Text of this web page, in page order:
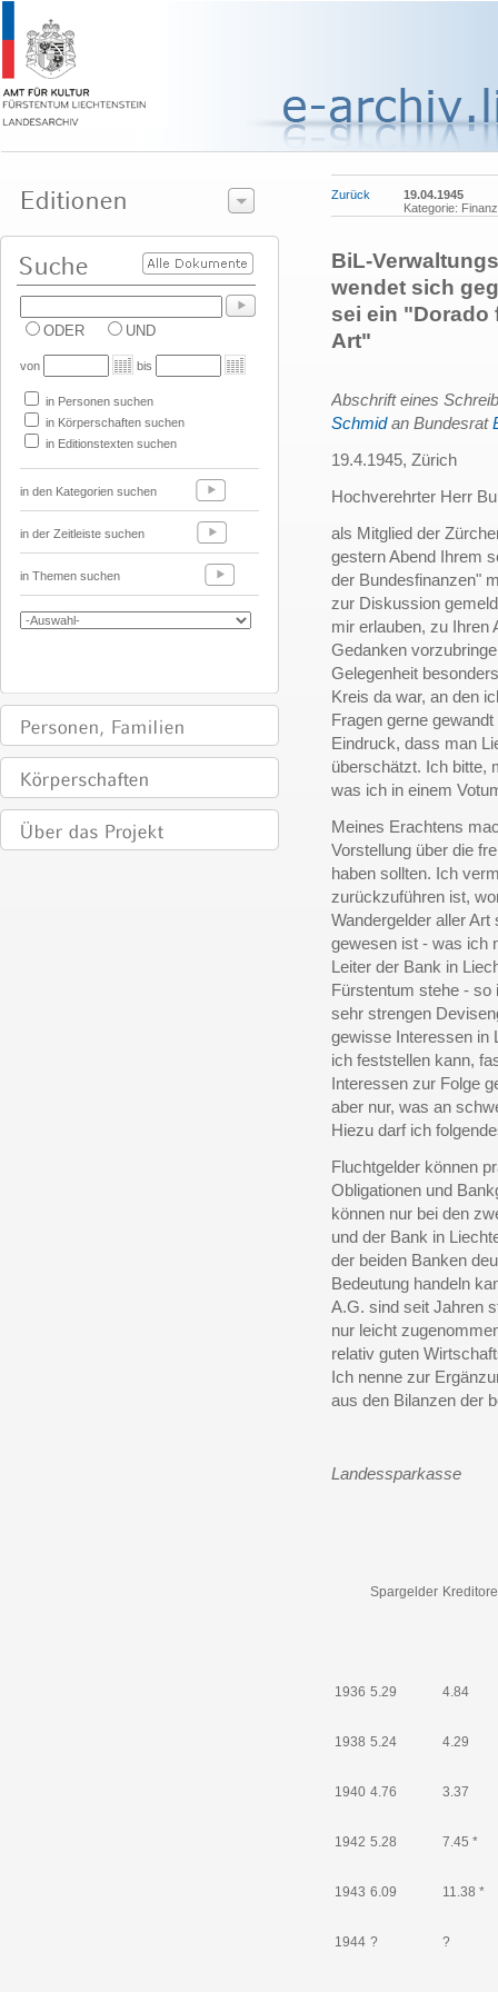
ODER UND
von bis
in Personen suchen
in Körperschaften suchen
in Editionstexten suchen
in den Kategorien suchen
in der Zeitleiste suchen
in Themen suchen
Zurück
19.04.1945
Kategorie:
BiL-
wendet sich
sei ein "Dorado
Art"
Abschrift eines
Schmidan Bundesrat
19.4.1945, Zürich
Hochverehrter Herr
als Mitglied der
gestern Abend Ihrem
der Bundesfinanzen"
zur Diskussion
mir erlauben, zu Ihren
Gedanken
Gelegenheit
Kreis da war, an den
Fragen gerne
Eindruck, dass man
überschätzt. Ich bitte,
was ich in einem
Meines Erachtens
Vorstellung über die
haben sollten. Ich
zurückzuführen ist,
Wandergelder aller
gewesen ist - was ich
Leiter der Bank in
Fürstentum stehe -
sehr strengen
gewisse Interessen in
ich feststellen kann,
Interessen zur Folge
aber nur, was an
Hiezu darf ich
Fluchtgelder können
Obligationen und
können nur bei den
und der Bank in
der beiden Banken
Bedeutung handeln
A.G. sind seit Jahren
nur leicht
relativ guten
Ich nenne zur
aus den Bilanzen der
Landessparkasse
Spargelder
1936 5.29 4.84
1938 5.24 4.29
1940 4.76 3.37
1942 5.28 7.45 *
1943 6.09 11.38 *
1944 ? ?